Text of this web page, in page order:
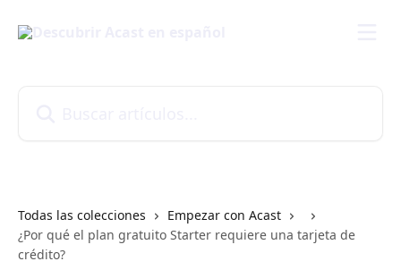
Todas las colecciones
Empezar con Acast
¿Por qué el plan gratuito Starter requiere una tarjeta de
crédito?